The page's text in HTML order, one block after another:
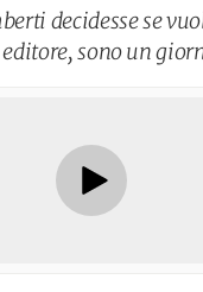
decidesse se
editore, sono un